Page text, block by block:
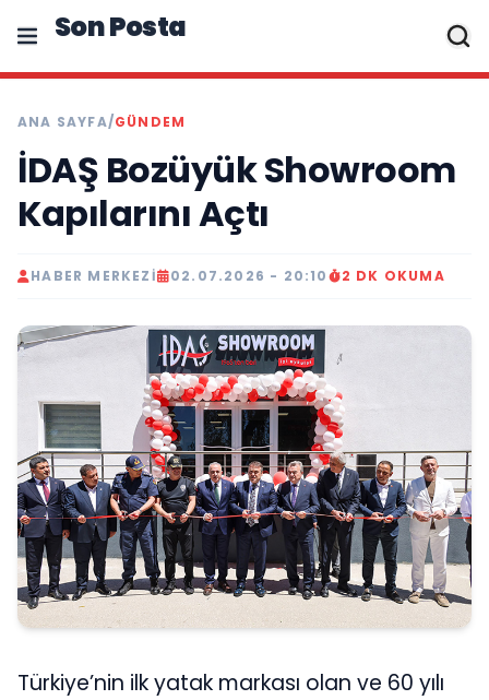
Son Posta
ANA SAYFA/GÜNDEM
İDAŞ Bozüyük Showroom
Kapılarını Açtı
HABER MERKEZI 02.07.2026 - 20:10 2 DK OKUMA
Türkiye’nin ilk yatak markası olan ve 60 yılı